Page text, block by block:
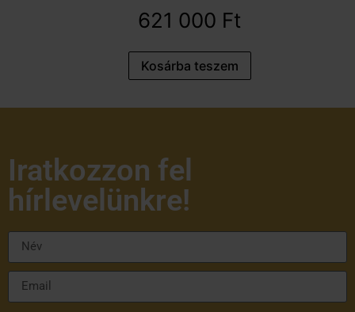
621 000 Ft
Kosárba teszem
Iratkozzon fel
hírlevelünkre!